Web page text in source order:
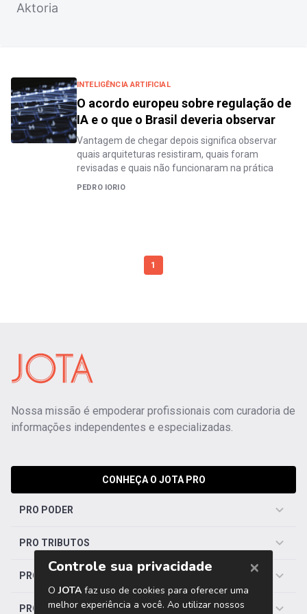
Aktoria
INTELIGÊNCIA ARTIFICIAL
O acordo europeu sobre regulação de
IA e o que o Brasil deveria observar
Vantagem de chegar depois significa observar
quais arquiteturas resistiram, quais foram
revisadas e quais não funcionaram na prática
PEDRO IORIO
1
Nossa missão é empoderar profissionais com curadoria de
informações independentes e especializadas.
CONHEÇA O JOTA PRO
PRO PODER
PRO TRIBUTOS
PRO TRABALHISTA
PRO SAÚDE